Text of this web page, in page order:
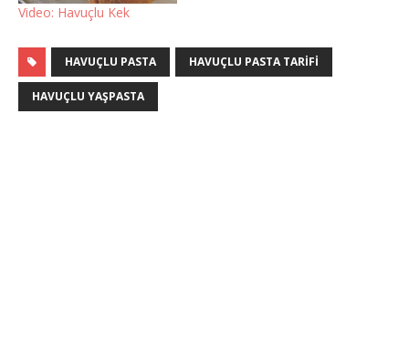
Video: Havuçlu Kek
HAVUÇLU PASTA HAVUÇLU PASTA TARIFI
HAVUÇLU YAŞPASTA